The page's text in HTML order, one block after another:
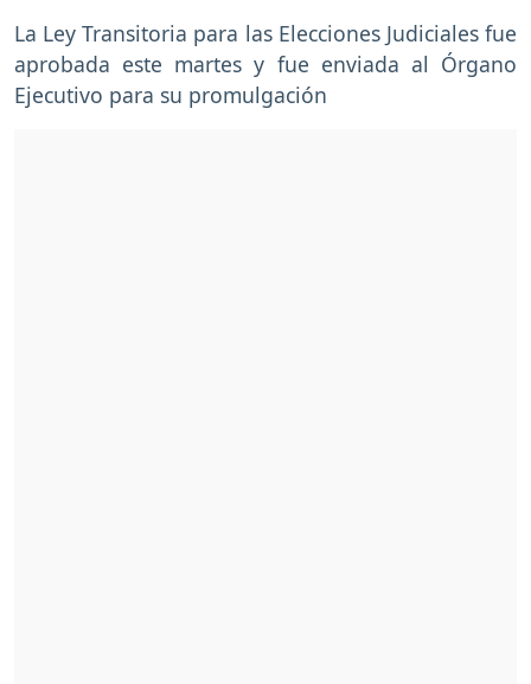
La Ley Transitoria para las Elecciones Judiciales fue
aprobada este martes y fue enviada al Órgano
Ejecutivo para su promulgación